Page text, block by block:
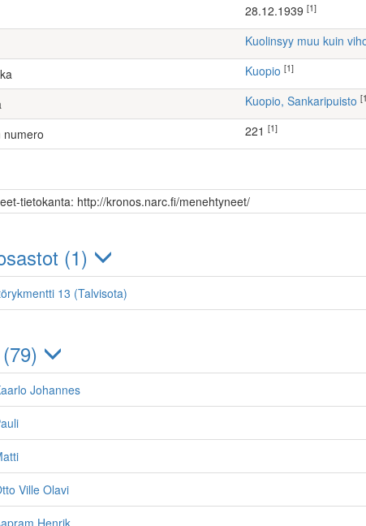
28.12.1939 [1]
Kuolinsyy muu kuin
Kuopio [1]
Kuopio, Sankaripuisto
numero 221 [1]
tietokanta: http://kronos.narc.fi/menehtyneet/
(1)
13 (Talvisota)
Johannes
Ville Olavi
Henrik